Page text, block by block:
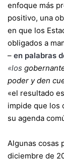
enfoque más
positivo, una
en que los
obligados a
– en palabras
«los
poder y den
«el resultado
impide que los
su agenda
Algunas cosas
diciembre de